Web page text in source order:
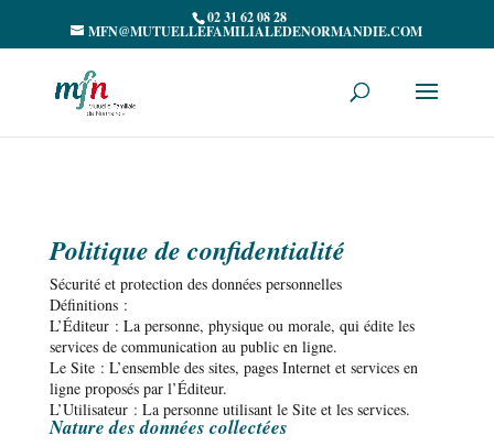
02 31 62 08 28
MFN@MUTUELLEFAMILIALEDENORMANDIE.COM
Politique de confidentialité
Sécurité et protection des données personnelles
Définitions:
L’Éditeur: La personne, physique ou morale, qui édite les
services de communication au public en ligne.
Le Site: L’ensemble des sites, pages Internet et services en
ligne proposés par l’Éditeur.
L’Utilisateur: La personne utilisant le Site et les services.
Nature des données collectées